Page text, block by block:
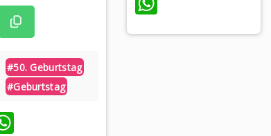
#50. Geburtstag
#geburtstag